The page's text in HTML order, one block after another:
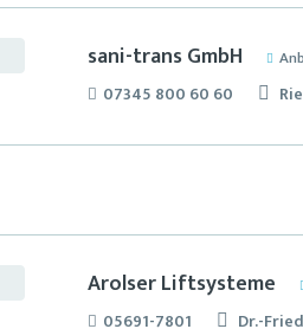
sani-trans GmbH
07345 800 60 60
Arolser Liftsysteme
05691-7801 Dr.-